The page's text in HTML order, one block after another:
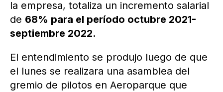
la empresa, totaliza un incremento salarial
de 68% para el período octubre 2021-
septiembre 2022.
El entendimiento se produjo luego de que
el lunes se realizara una asamblea del
gremio de pilotos en Aeroparque que